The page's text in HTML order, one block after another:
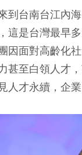
到台南台江內
這是台灣最早
因面對高齡化
甚至白領人才
才永續，企